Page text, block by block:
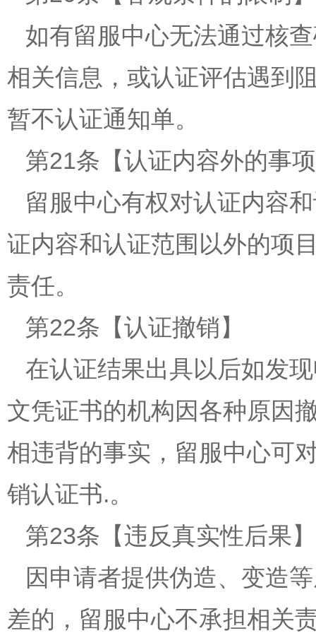
如有留服中心无法通过核
相关信息，或认证评估遇到
暂不认证通知单。
第21条【认证内容外的事
留服中心有权对认证内容
证内容和认证范围以外的项
责任。
第22条【认证撤销】
在认证结果出具以后如发
文凭证书的机构因各种原因
相违背的事实，留服中心可
销认证书.。
第23条【违反真实性后果】
因申请者提供伪造、变造
差的，留服中心不承担相关